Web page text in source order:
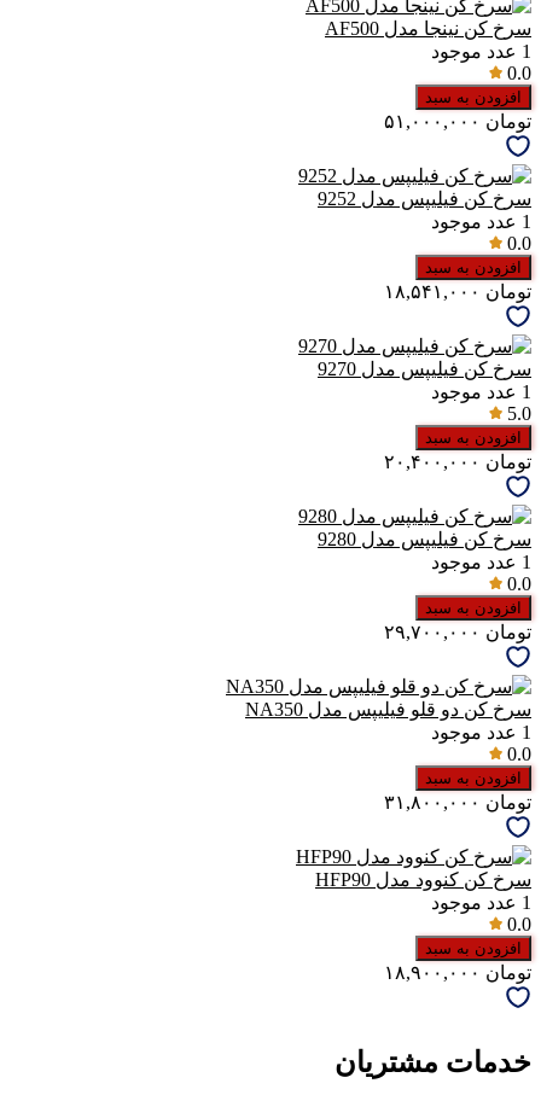
سرخ کن نینجا مدل AF500
1 عدد موجود
0.0
افزودن به سبد
تومان
سرخ کن فیلیپس مدل 9252
1 عدد موجود
0.0
افزودن به سبد
تومان
سرخ کن فیلیپس مدل 9270
1 عدد موجود
5.0
افزودن به سبد
تومان
سرخ کن فیلیپس مدل 9280
1 عدد موجود
0.0
افزودن به سبد
تومان
سرخ کن دو قلو فیلیپس مدل NA350
1 عدد موجود
0.0
افزودن به سبد
تومان
سرخ کن کنوود مدل HFP90
1 عدد موجود
0.0
افزودن به سبد
تومان
خدمات مشتریان